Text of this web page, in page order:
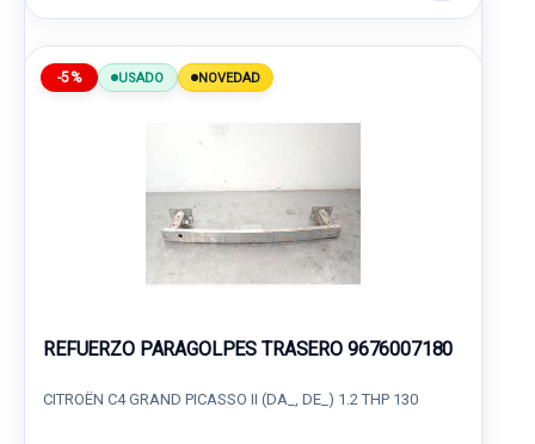
-5% USADO NOVEDAD
REFUERZO PARAGOLPES TRASERO 9676007180
CITROËN C4 GRAND PICASSO II (DA_, DE_) 1.2 THP 130